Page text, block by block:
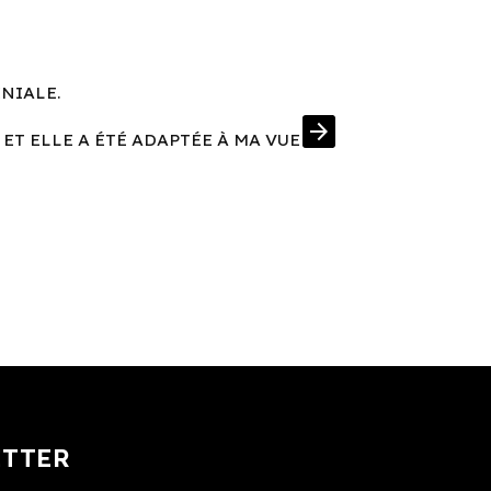
ELLE A ÉTÉ ADAPTÉE À MA VUE arrow_forward